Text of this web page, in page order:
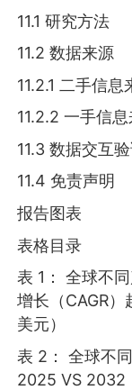
11.1 研究方法
11.2 数据来源
11.2.1 二手信息
11.2.2 一手信
11.3 数据交互
11.4 免责声明
报告图表
表格目录
表 1： 全球不
增长（CAGR
美元）
表 2： 全球不
2025 VS 2032